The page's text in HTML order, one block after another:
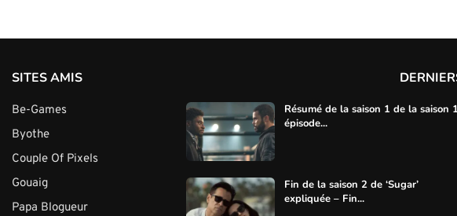
SITES AMIS
Be-Games
Byothe
Couple Of Pixels
Gouaig
Papa Blogueur
Résumé de la saison 1 de la saison
épisode...
Fin de la saison 2 de ‘Sugar’
expliquée – Fin...